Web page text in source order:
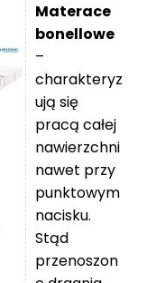
Materace
bonellowe
–
charakteryz
ują się
pracą całej
nawierzchni
nawet przy
punktowym
nacisku.
Stąd
przenoszon